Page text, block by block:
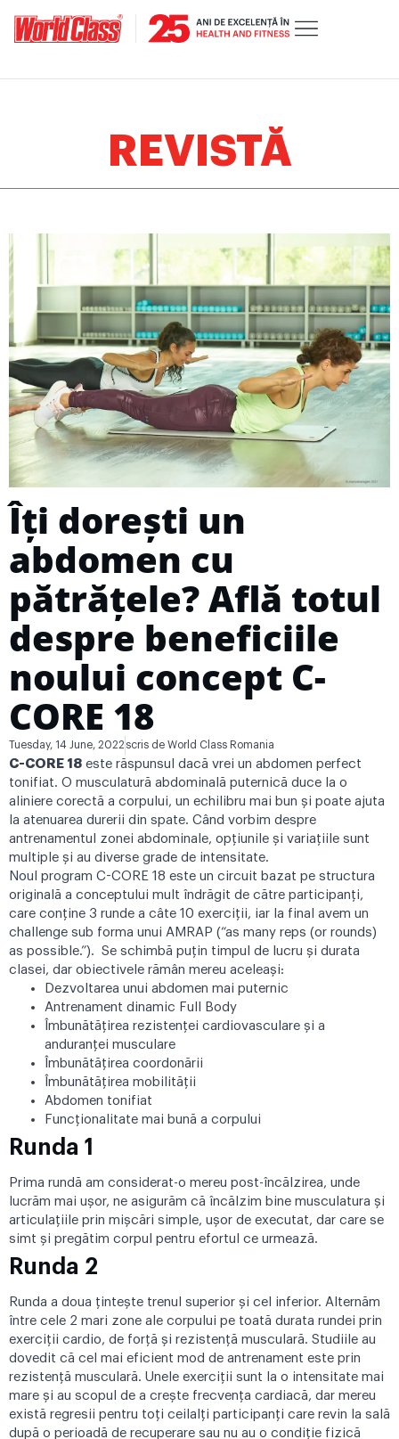
REVISTĂ
Îți dorești un
abdomen cu
pătrățele? Află totul
despre beneficiile
noului concept C-
CORE 18
Tuesday, 14 June, 2022 scris de World Class Romania
C-CORE 18 este răspunsul dacă vrei un abdomen perfect
tonifiat. O musculatură abdominală puternică duce la o
aliniere corectă a corpului, un echilibru mai bun și poate ajuta
la atenuarea durerii din spate. Când vorbim despre
antrenamentul zonei abdominale, opțiunile și variațiile sunt
multiple și au diverse grade de intensitate.
Noul program C-CORE 18 este un circuit bazat pe structura
originală a conceptului mult îndrăgit de către participanți,
care conține 3 runde a câte 10 exerciții, iar la final avem un
challenge sub forma unui AMRAP (“as many reps (or rounds)
as possible.”). Se schimbă puțin timpul de lucru și durata
clasei, dar obiectivele rămân mereu aceleași:
Dezvoltarea unui abdomen mai puternic
Antrenament dinamic Full Body
Îmbunătățirea rezistenței cardiovasculare și a
anduranței musculare
Îmbunătățirea coordonării
Îmbunătățirea mobilității
Abdomen tonifiat
Funcționalitate mai bună a corpului
Runda 1
Prima rundă am considerat-o mereu post-încălzirea, unde
lucrăm mai ușor, ne asigurăm că încălzim bine musculatura și
articulațiile prin mișcări simple, ușor de executat, dar care se
simt și pregătim corpul pentru efortul ce urmează.
Runda 2
Runda a doua țintește trenul superior și cel inferior. Alternăm
între cele 2 mari zone ale corpului pe toată durata rundei prin
exerciții cardio, de forță și rezistență musculară. Studiile au
dovedit că cel mai eficient mod de antrenament este prin
rezistență musculară. Unele exerciții sunt la o intensitate mai
mare și au scopul de a crește frecvența cardiacă, dar mereu
există regresii pentru toți ceilalți participanți care revin la sală
după o perioadă de recuperare sau nu au o condiție fizică